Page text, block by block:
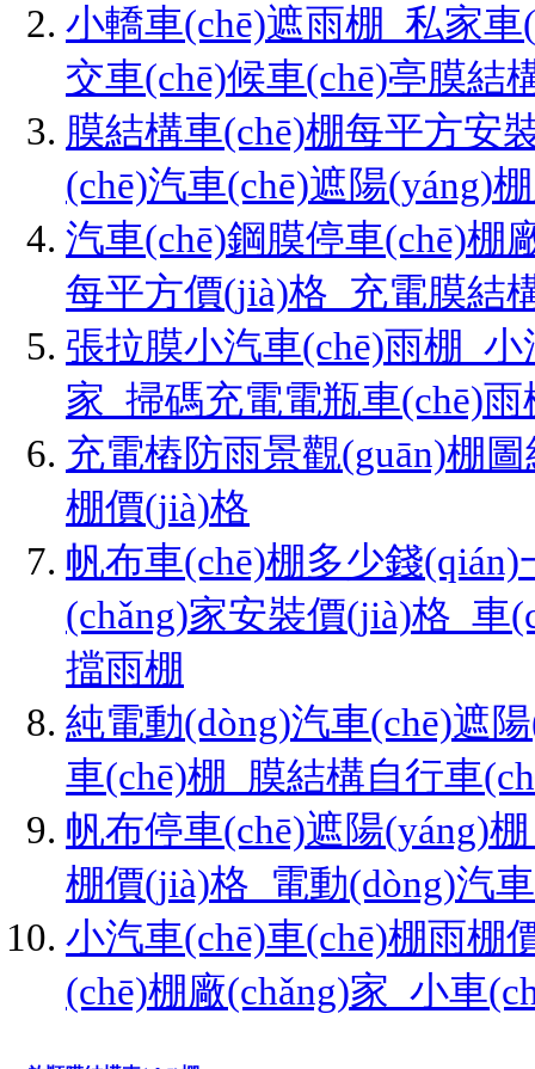
小轎車(chē)遮雨棚_私家
交車(chē)候車(chē)亭膜結
膜結構車(chē)棚每平方安
(chē)汽車(chē)遮陽(yáng)
汽車(chē)鋼膜停車(chē)棚
每平方價(jià)格_充電膜結
張拉膜小汽車(chē)雨棚_
家_掃碼充電電瓶車(chē)
充電樁防雨景觀(guān)棚
棚價(jià)格
帆布車(chē)棚多少錢
(chǎng)家安裝價(jià)格_車
擋雨棚
純電動(dòng)汽車(chē)遮
車(chē)棚_膜結構自行車
帆布停車(chē)遮陽(yáng)
棚價(jià)格_電動(dòng)汽
小汽車(chē)車(chē)棚雨棚
(chē)棚廠(chǎng)家_小車